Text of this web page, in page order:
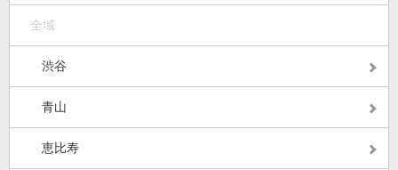
全域
渋谷
青山
恵比寿